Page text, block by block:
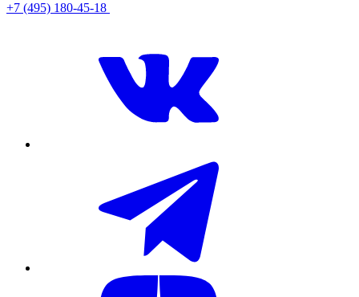
+7 (495) 180-45-18